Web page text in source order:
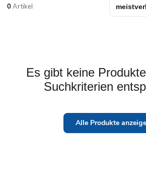
0Artikel
Es gibt keine
Suchkriterien
Alle Produkte